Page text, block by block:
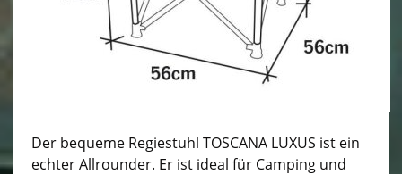
Der bequeme Regiestuhl TOSCANA LUXUS ist ein
echter Allrounder. Er ist ideal für Camping und